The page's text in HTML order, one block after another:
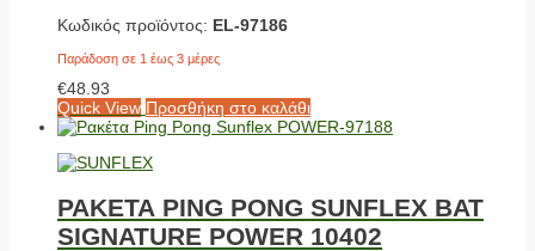
Κωδικός προϊόντος: EL-97186
Παράδοση σε 1 έως 3 μέρες
€48.93
Quick View Προσθήκη στο καλάθι
ΡΑΚΕΤΑ PING PONG SUNFLEX BAT
SIGNATURE POWER 10402